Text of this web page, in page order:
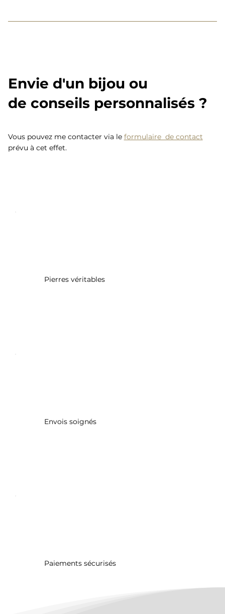
Envie d'un bijou ou
de conseils personnalisés ?
Vous pouvez me contacter via le formulaire de contact
prévu à cet effet.
Pierres véritables
Envois soignés
Paiements sécurisés